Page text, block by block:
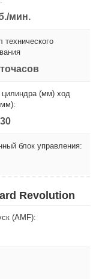
мин.
технического
цилиндра (мм) ход
блок управления:
Revolution
(AMF):